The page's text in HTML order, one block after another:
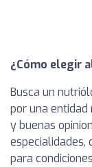
¿Cómo elegir
Busca un
por una
y buenas
especialidades,
para